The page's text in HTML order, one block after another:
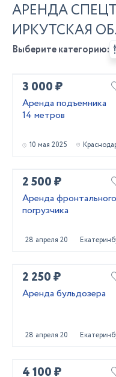
АРЕНДА
ИРКУТСКАЯ
Выберите категорию:
3 000 ₽
Аренда подъемника
14 метров
10 мая 2025
2 500 ₽
Аренда фронтального
погрузчика
28 апреля 2025
2 250 ₽
Аренда бульдозера
28 апреля 2025
4 100 ₽